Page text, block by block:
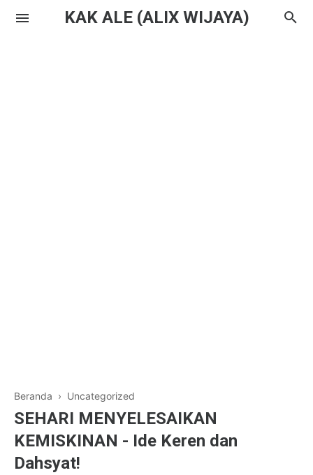
KAK ALE (ALIX WIJAYA)
Beranda › Uncategorized
SEHARI MENYELESAIKAN
KEMISKINAN - Ide Keren dan
Dahsyat!